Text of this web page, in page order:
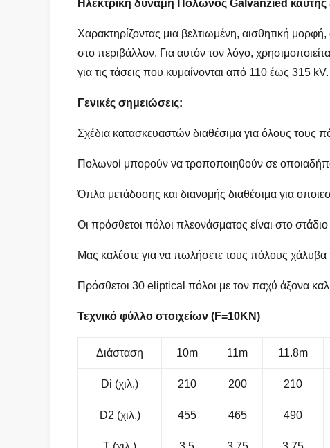
Ηλεκτρική δύναμη Πολωνός Galvanzied
Χαρακτηρίζοντας μια βελτιωμένη, αισθητική
στο περιβάλλον. Για αυτόν τον λόγο,
για τις τάσεις που κυμαίνονται από 110 έως 315 kV.
Γενικές σημειώσεις:
Σχέδια κατασκευαστών διαθέσιμα για όλους τους
Πολωνοί μπορούν να τροποποιηθούν σε
Όπλα μετάδοσης και διανομής διαθέσιμα για
Οι πρόσθετοι πόλοι πλεονάσματος είναι στο
Μας καλέστε για να πωλήσετε τους πόλους
Πρόσθετοι 30 eliptical πόλοι με τον παχύ άξονα
Τεχνικό φύλλο στοιχείων (F=10KN)
Διάσταση 10m 11m 11.8m
Di (χιλ.) 210 200 210
D2 (χιλ.) 455 465 490